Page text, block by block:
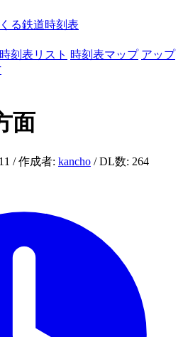
る鉄道時刻表
時刻表リスト 時刻表マップ アップ
面
/ 作成者: kancho / DL数: 264